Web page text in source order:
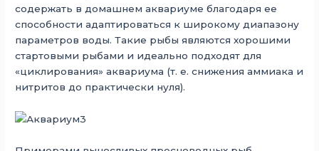
содержать в домашнем аквариуме благодаря ее
способности адаптироваться к широкому диапазону
параметров воды. Такие рыбы являются хорошими
стартовыми рыбами и идеально подходят для
«циклирования» аквариума (т. е. снижения аммиака и
нитритов до практически нуля).